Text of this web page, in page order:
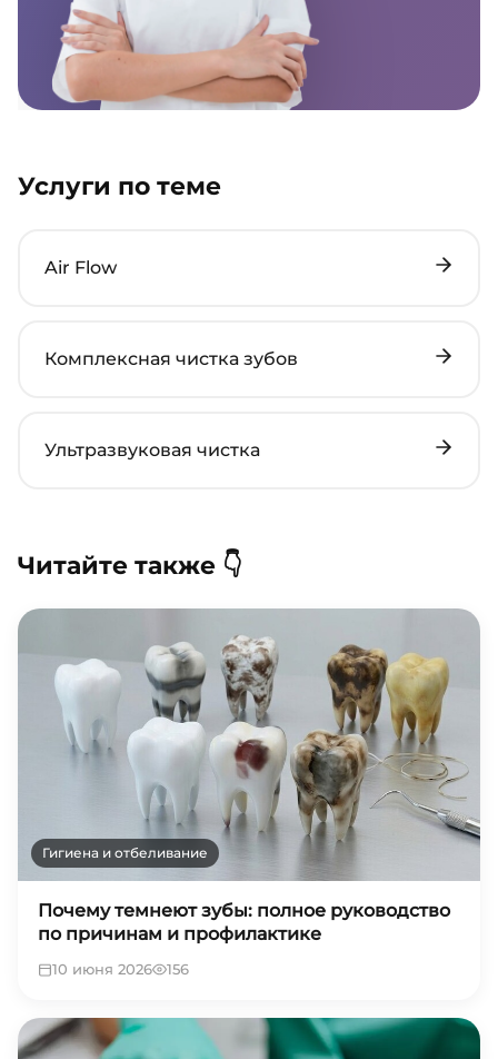
Услуги по теме
Air Flow
Комплексная чистка зубов
Ультразвуковая чистка
Читайте также 👇
Гигиена и отбеливание
Почему темнеют зубы: полное руководство
по причинам и профилактике
10 июня 2026 156